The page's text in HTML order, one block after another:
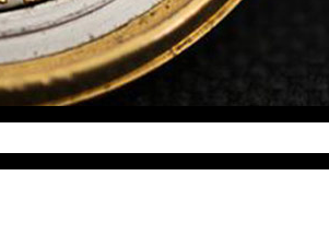
（需提前预约）